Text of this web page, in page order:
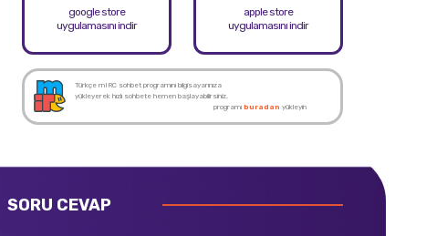
google store
uygulamasını indir
apple store
uygulamasını indir
Türkçe mIRC sohbet programını bilgisayarınıza
yükleyerek hızlı sohbete hemen başlayabilirsiniz.
programı buradan yükleyin
SORU CEVAP